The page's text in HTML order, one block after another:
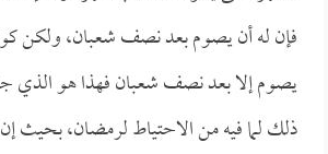
فإن له أن يصوم بعد نصف شعبان، ولكن
يصوم إلا بعد نصف شعبان فهذا هو الذي
ذلك لما فيه من الاحتياط لرمضان، بحيث